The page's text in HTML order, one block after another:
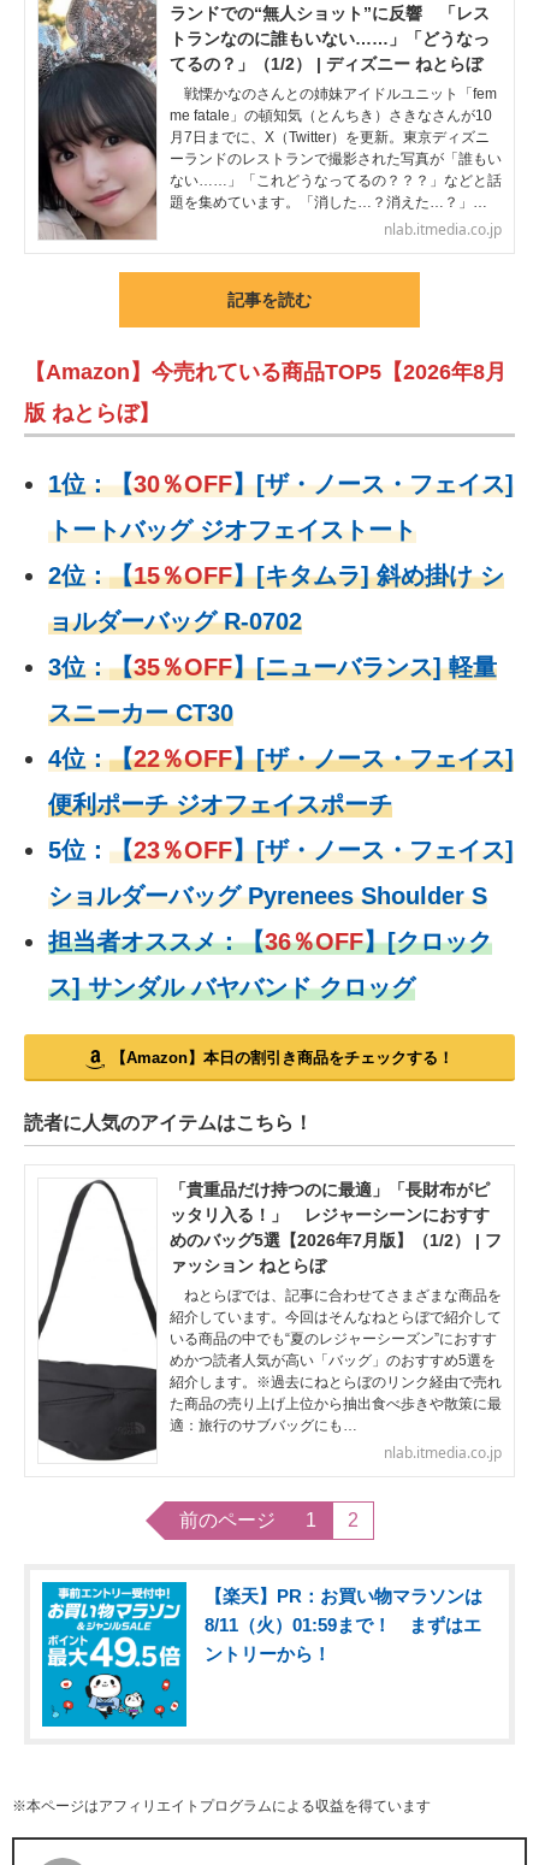
ランドでの“無人ショット”に反響 「レス
トランなのに誰もいない……」「どうなっ
てるの？」（1/2） | ディズニー ねとらぼ
戦慄かなのさんとの姉妹アイドルユニット「fem
me fatale」の頓知気（とんちき）さきなさんが10
月7日までに、X（Twitter）を更新。東京ディズニ
ーランドのレストランで撮影された写真が「誰もい
ない……」「これどうなってるの？？？」などと話
題を集めています。「消した…？消えた…？」…
nlab.itmedia.co.jp
記事を読む
【Amazon】今売れている商品TOP5【2026年8月
版 ねとらぼ】
1位：【30％OFF】[ザ・ノース・フェイス]
トートバッグ ジオフェイストート
2位：【15％OFF】[キタムラ] 斜め掛け シ
ョルダーバッグ R-0702
3位：【35％OFF】[ニューバランス] 軽量
スニーカー CT30
4位：【22％OFF】[ザ・ノース・フェイス]
便利ポーチ ジオフェイスポーチ
5位： 【23％OFF】[ザ・ノース・フェイス]
ショルダーバッグ Pyrenees Shoulder S
担当者オススメ：【36％OFF】[クロック
ス] サンダル バヤバンド クロッグ
【Amazon】本日の割引き商品をチェックする！
読者に人気のアイテムはこちら！
「貴重品だけ持つのに最適」「長財布がピ
ッタリ入る！」 レジャーシーンにおすす
めのバッグ5選【2026年7月版】（1/2） | フ
ァッション ねとらぼ
ねとらぼでは、記事に合わせてさまざまな商品を
紹介しています。今回はそんなねとらぼで紹介して
いる商品の中でも“夏のレジャーシーズン”におすす
めかつ読者人気が高い「バッグ」のおすすめ5選を
紹介します。※過去にねとらぼのリンク経由で売れ
た商品の売り上げ上位から抽出食べ歩きや散策に最
適：旅行のサブバッグにも…
nlab.itmedia.co.jp
前のページ 1 2
【楽天】PR：お買い物マラソンは
8/11（火）01:59まで！ まずはエ
ントリーから！
※本ページはアフィリエイトプログラムによる収益を得ています